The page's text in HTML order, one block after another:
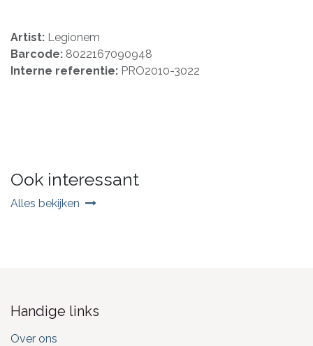
Artist: Legionem
Barcode: 8022167090948
Interne referentie: PRO2010-3022
Ook interessant
Alles bekijken
Handige links
Over ons